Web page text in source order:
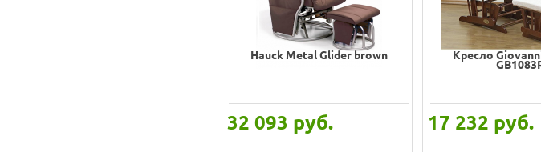
Hauck Metal Glider brown
32 093 руб.
Кресло
17 232 руб.